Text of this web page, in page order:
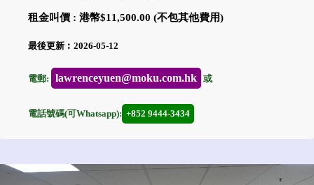
租金叫價 : 港幣$11,500.00 (不包其他費用)
最後更新︰2026-05-12
電郵: lawrenceyuen@moku.com.hk 或
電話號碼(可Whatsapp): +852 9444-3434